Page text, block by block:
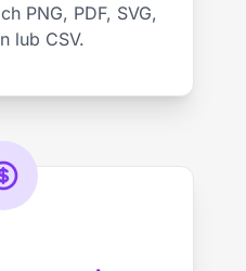
PNG, PDF, SVG,
lub CSV.